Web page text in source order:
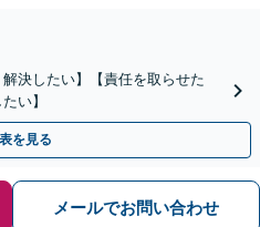
決したい】【責任を取らせた
い】
を見る
メールでお問い合わせ